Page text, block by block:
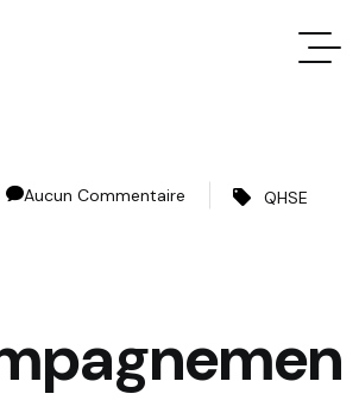
Aucun Commentaire QHSE